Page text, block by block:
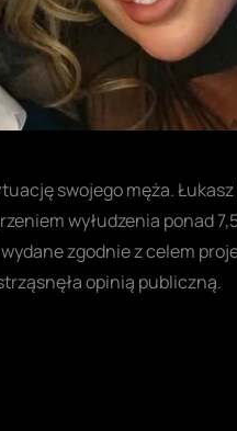
swojego męża.
wyłudzenia ponad
wydane zgodnie z celem
opinią publiczną.